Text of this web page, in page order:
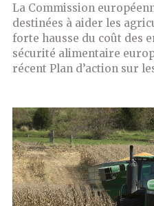
La Commission
destinées à aider les
forte hausse du coût des
sécurité alimentaire
récent Plan d’action sur